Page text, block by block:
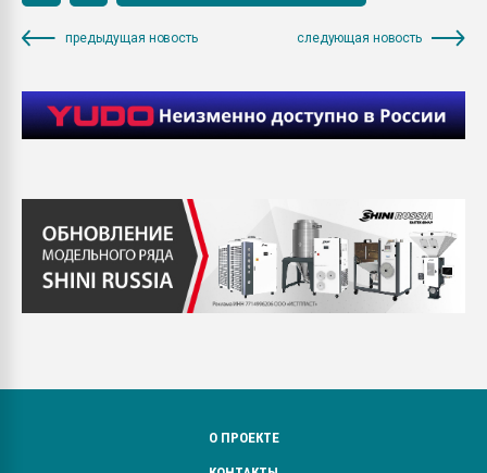
предыдущая новость следующая новость
О ПРОЕКТЕ